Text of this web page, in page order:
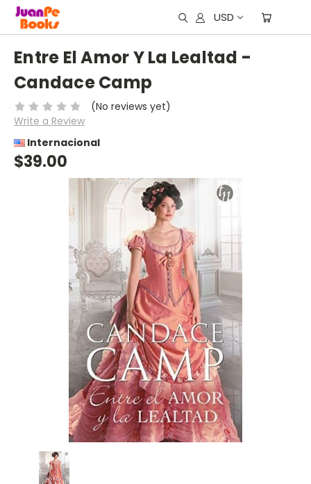
USD
Entre El Amor Y La Lealtad -
Candace Camp
(No reviews yet)
Write a Review
Internacional
$39.00